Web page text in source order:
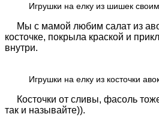
Игрушки на елку из шишек
Мы с мамой любим салат из
косточке, покрыла краской и
внутри.
Игрушки на елку из косточки
Косточки от сливы, фасоль тоже
так и называйте)).